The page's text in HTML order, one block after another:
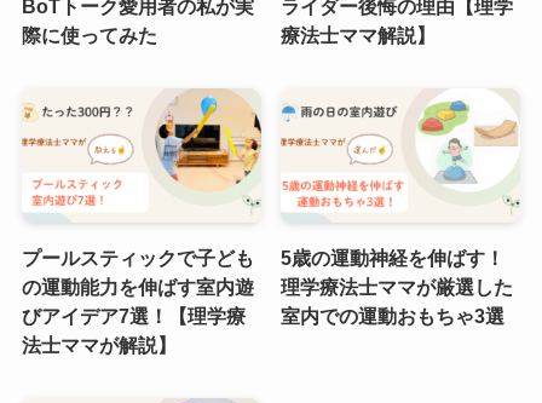
BoTトーク愛用者の私が実
際に使ってみた
ライダー後悔の理由【理学
療法士ママ解説】
プールスティックで子ども
の運動能力を伸ばす室内遊
びアイデア7選！【理学療
法士ママが解説】
5歳の運動神経を伸ばす！
理学療法士ママが厳選した
室内での運動おもちゃ3選